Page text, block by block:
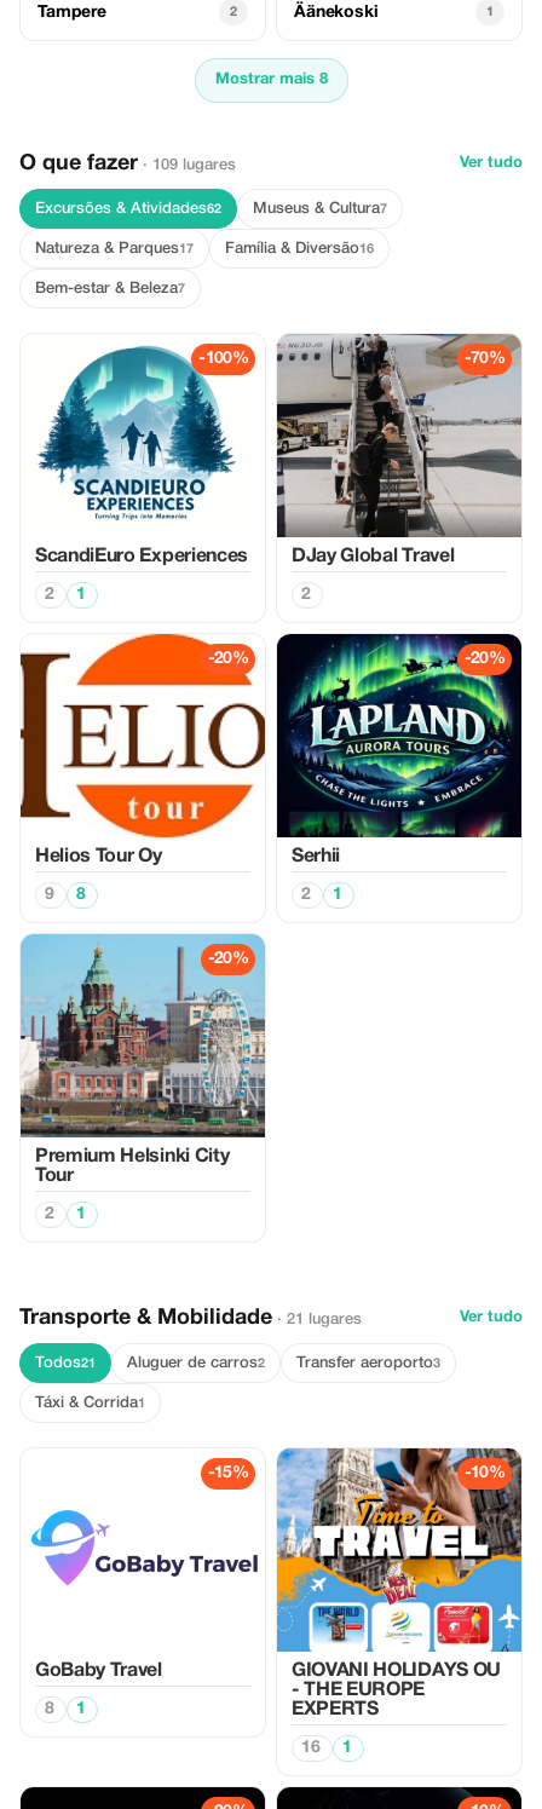
Tampere 2 Äänekoski 1
Mostrar mais 8
O que fazer · 109 lugares Ver tudo
Excursões & Atividades62 Museus & Cultura7
Natureza & Parques17 Família & Diversão16
Bem-estar & Beleza7
-100%
ScandiEuro Experiences
2 1
-70%
DJay Global Travel
2
-20%
Helios Tour Oy
9 8
-20%
Serhii
2 1
-20%
Premium Helsinki City
Tour
2 1
Transporte & Mobilidade · 21 lugares Ver tudo
Todos21 Aluguer de carros2 Transfer aeroporto3
Táxi & Corrida1
-15%
GoBaby Travel
8 1
-10%
GIOVANI HOLIDAYS OU
- THE EUROPE
EXPERTS
16 1